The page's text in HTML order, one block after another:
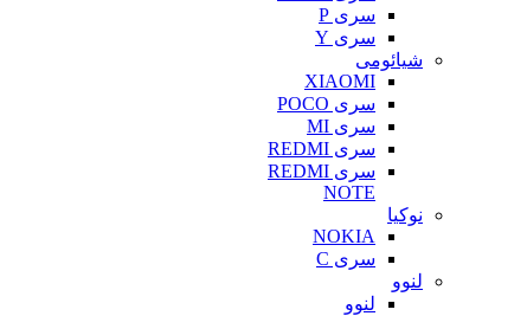
سری P
سری Y
شیائومی
XIAOMI
سری POCO
سری MI
سری REDMI
سری REDMI
NOTE
نوکیا
NOKIA
سری C
لنوو
لنوو